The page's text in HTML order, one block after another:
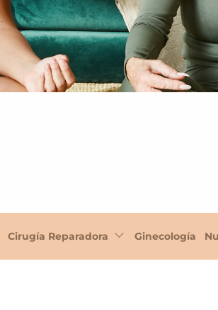
Cirugía Reparadora Ginecología